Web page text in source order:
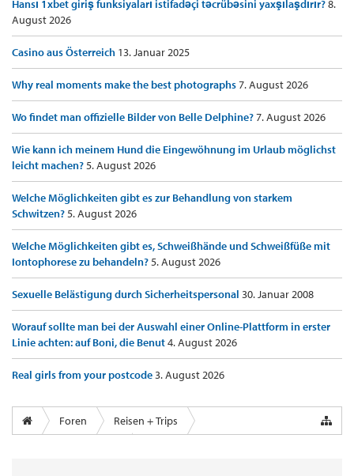
Hansı 1xbet giriş funksiyaları istifadəçi təcrübəsini yaxşılaşdırır?8.
August 2026
Casino aus Österreich 13. Januar 2025
Why real moments make the best photographs7. August 2026
Wo findet man offizielle Bilder von Belle Delphine?7. August 2026
Wie kann ich meinem Hund die Eingewöhnung im Urlaub möglichst
leicht machen?5. August 2026
Welche Möglichkeiten gibt es zur Behandlung von starkem
Schwitzen?5. August 2026
Welche Möglichkeiten gibt es, Schweißhände und Schweißfüße mit
Iontophorese zu behandeln?5. August 2026
Sexuelle Belästigung durch Sicherheitspersonal 30. Januar 2008
Worauf sollte man bei der Auswahl einer Online-Plattform in erster
Linie achten: auf Boni, die Benut4. August 2026
Real girls from your postcode3. August 2026
Foren
Reisen + Trips